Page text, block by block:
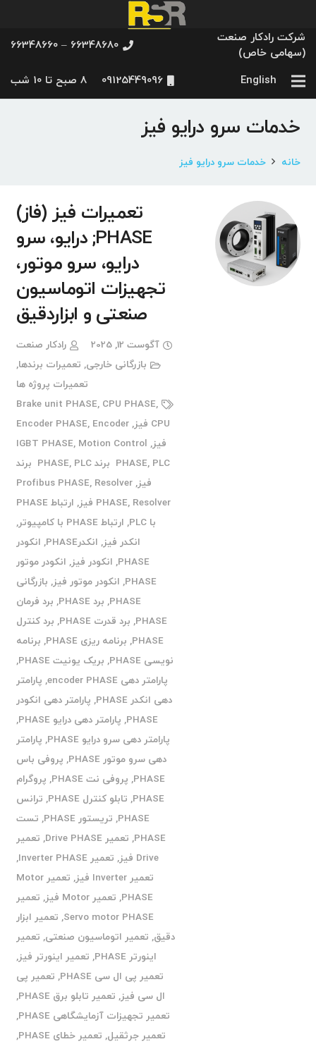
شرکت رادکار صنعت
(سهامی خاص)
66348680 – 66348660
English
09125449096 8 صبح تا 10 شب
خدمات سرو درایو فیز
خانه خدمات سرو درایو فیز
تعمیرات فیز (فاز)
PHASE; درایو، سرو
درایو، سرو موتور،
تجهیزات اتوماسیون
صنعتی و ابزاردقیق
آگوست 12, 2025
رادکار صنعت
بازرگانی خارجی, تعمیرات برندها,
تعمیرات پروژه ها
Brake unit PHASE, CPU PHASE,
CPU فیز
,
Encoder PHASE, Encoder
فیز,
IGBT PHASE, Motion Control
PHASE, PLC برند PHASE ,
PLC برند
فیز,
Profibus PHASE, Resolver
PHASE, Resolver فیز ,
ارتباط PHASE
با PLC
, ارتباط PHASE با کامپیوتر
,
انکدر فیز, انکدرPHASE , انکودر
PHASE
, انکودر فیز, انکودر موتور
PHASE
, انکودر موتور فیز, بازرگانی
PHASE
, برد PHASE , برد فرمان
PHASE
, برد قدرت PHASE , برد کنترل
PHASE
, برنامه ریزی PHASE , برنامه
نویسی PHASE
, بریک یونیت PHASE
,
پارامتر دهی encoder PHASE
, پارامتر
دهی انکدر PHASE
, پارامتر دهی انکودر
PHASE
, پارامتر دهی درایو PHASE
,
پارامتر دهی سرو درایو PHASE
, پارامتر
دهی سرو موتور PHASE
, پروفی باس
PHASE
, پروفی نت PHASE , پروگرام
PHASE
, تابلو کنترل PHASE , ترانس
PHASE
, تریستور PHASE , تست
PHASE
, تعمیر Drive PHASE , تعمیر
Drive فیز
, تعمیر Inverter PHASE
,
تعمیر Inverter فیز
,
تعمیر Motor
PHASE
, تعمیر Motor فیز , تعمیر
Servo motor PHASE
, تعمیر ابزار
دقیق, تعمیر اتوماسیون صنعتی, تعمیر
اینورتر PHASE
, تعمیر اینورتر فیز,
تعمیر پی ال سی PHASE
, تعمیر پی
ال سی فیز, تعمیر تابلو برق PHASE
,
تعمیر تجهیزات آزمایشگاهی PHASE
,
تعمیر جرثقیل, تعمیر خطای PHASE
,